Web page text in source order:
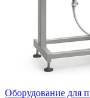
Оборудование для